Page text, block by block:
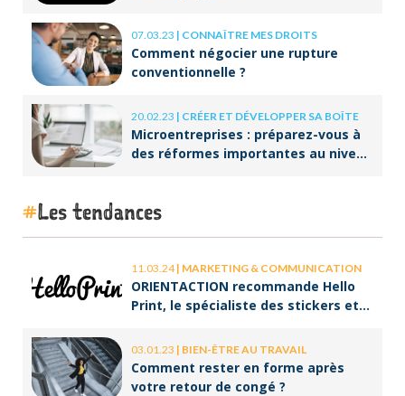
07.03.23 | CONNAÎTRE MES DROITS
Comment négocier une rupture
conventionnelle ?
20.02.23 | CRÉER ET DÉVELOPPER SA BOÎTE
Microentreprises : préparez-vous à
des réformes importantes au niveau
Les tendances
11.03.24| MARKETING & COMMUNICATION
ORIENTACTION recommande Hello
Print, le spécialiste des stickers et
03.01.23 | BIEN-ÊTRE AU TRAVAIL
Comment rester en forme après
votre retour de congé ?